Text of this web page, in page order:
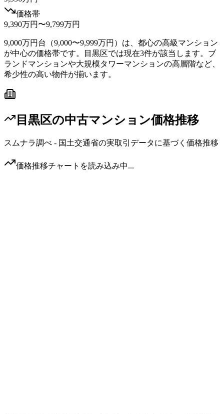
価格帯
9,390万円〜9,799万円
9,000万円台（9,000〜9,999万円）は、都心の高級マンション
が中心の価格帯です。目黒区では現在3件が該当します。ブ
ランドマンションや大規模タワーマンションの高層階など、
希少性の高い物件が揃います。
目黒区の中古マンション価格推移
スムナラ調べ - 国土交通省の実取引データに基づく価格推移
価格推移チャートを読み込み中...